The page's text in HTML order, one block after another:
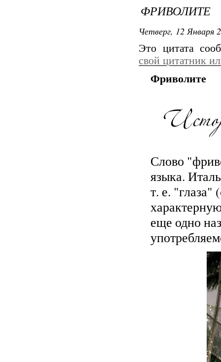
ФРИВОЛИТЕ
Четверг, 12 Января
Это цитата
свой цитатник
Фриволите
Слово
языка.
т. е. "глаза"
еще одно